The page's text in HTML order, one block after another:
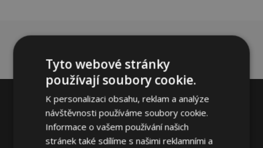
Tyto webové stránky
používají soubory cookie.
K personalizaci obsahu, reklam a analýze
návštěvnosti používáme soubory cookie.
Informace o vašem používání našich
stránek také sdílíme s našimi reklamními a